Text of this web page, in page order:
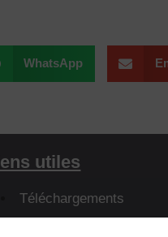
WhatsApp
utiles
Téléchargements